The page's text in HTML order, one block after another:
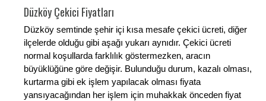
Düzköy Çekici Fiyatları
Düzköy semtinde şehir içi kısa mesafe çekici ücreti, diğer
ilçelerde olduğu gibi aşağı yukarı aynıdır. Çekici ücreti
normal koşullarda farklılık göstermezken, aracın
büyüklüğüne göre değişir. Bulunduğu durum, kazalı olması,
kurtarma gibi ek işlem yapılacak olması fiyata
yansıyacağından her işlem için muhakkak önceden fiyat